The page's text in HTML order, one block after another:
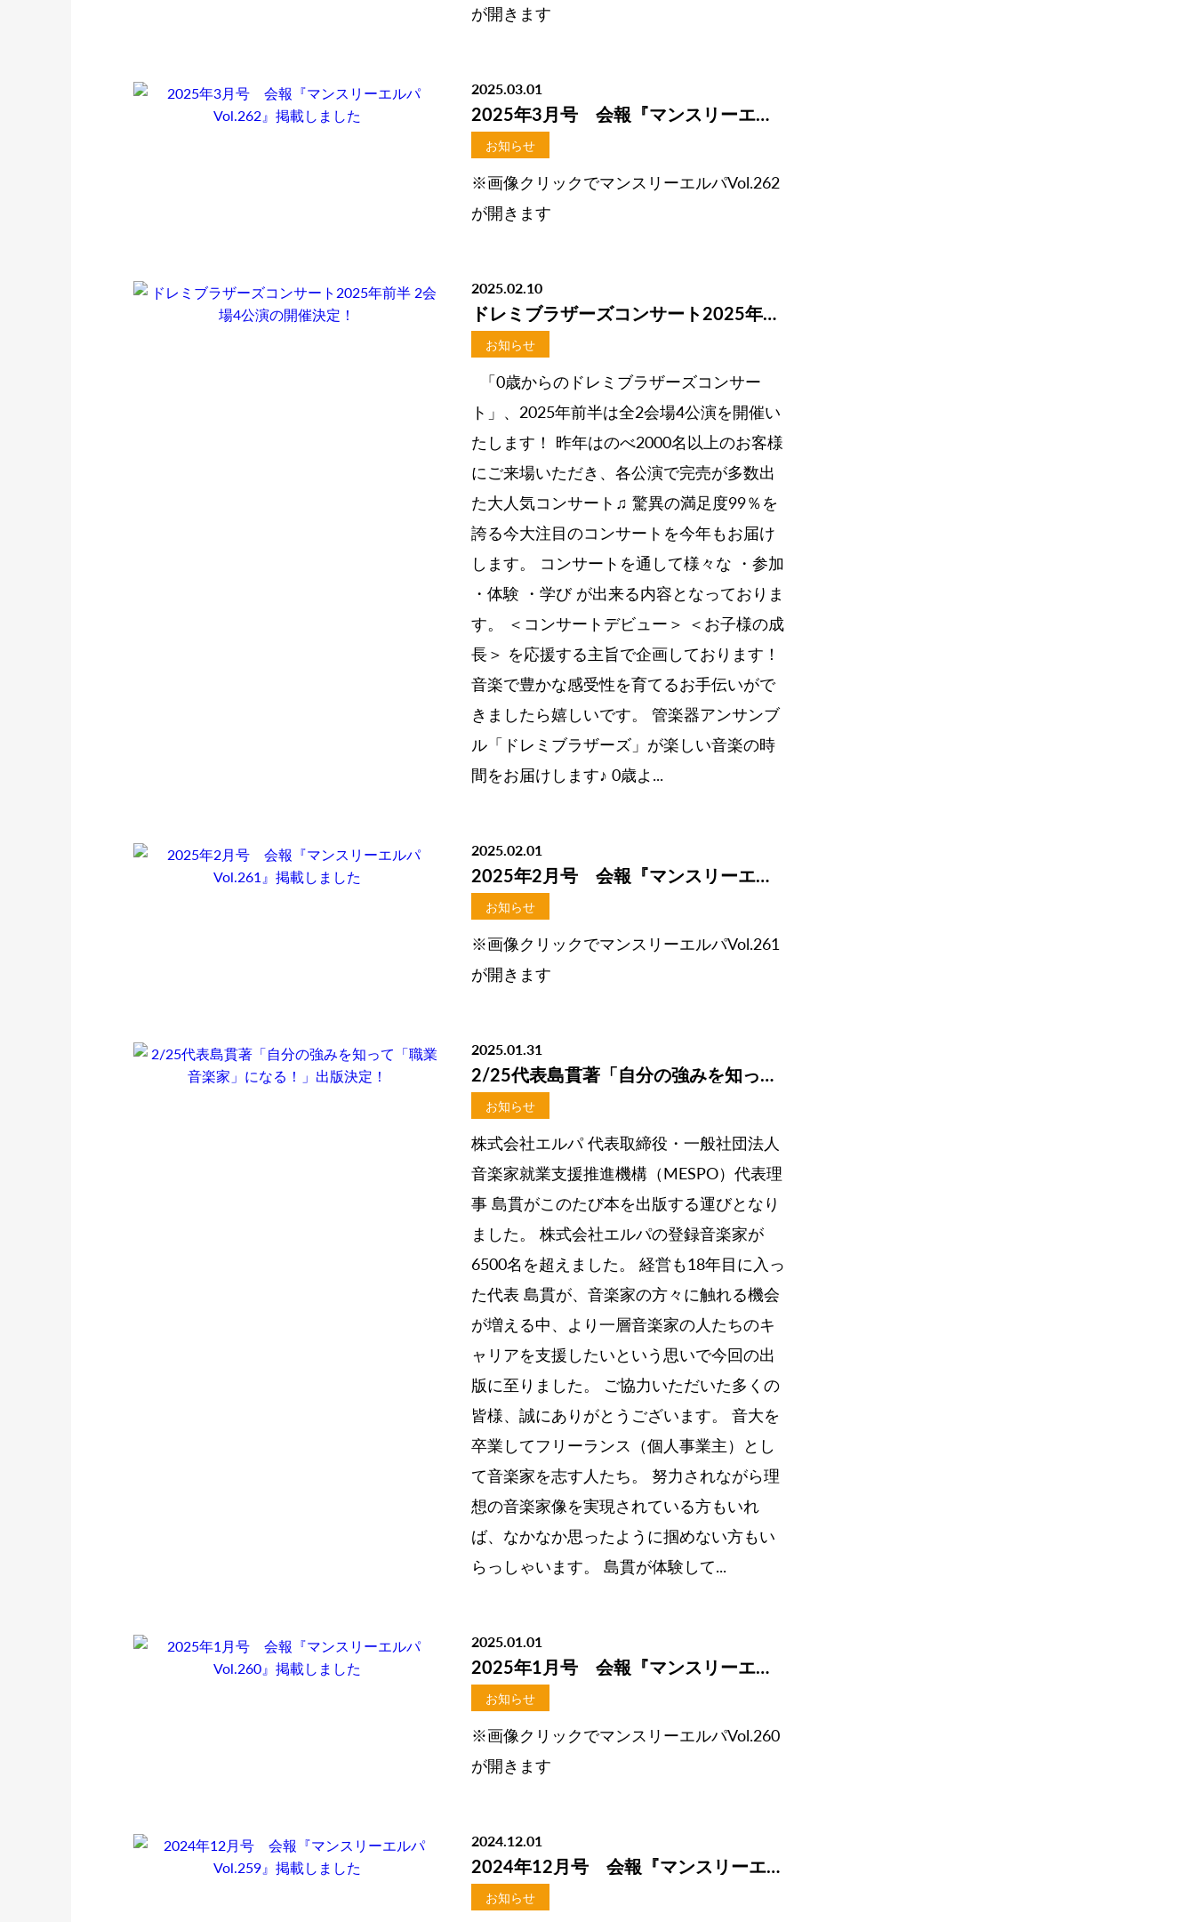
が開きます
2025.03.01
2025年3月号 会報『マンスリーエルパVol.262』掲載しました
お知らせ
※画像クリックでマンスリーエルパVol.262
が開きます
2025.02.10
ドレミブラザーズコンサート2025年前半 2会場4公演の開催決定！
お知らせ
「0歳からのドレミブラザーズコンサー
ト」、2025年前半は全2会場4公演を開催い
たします！ 昨年はのべ2000名以上のお客様
にご来場いただき、各公演で完売が多数出
た大人気コンサート♫ 驚異の満足度99％を
誇る今大注目のコンサートを今年もお届け
します。 コンサートを通して様々な ・参加
・体験 ・学び が出来る内容となっておりま
す。 ＜コンサートデビュー＞ ＜お子様の成
長＞ を応援する主旨で企画しております！
音楽で豊かな感受性を育てるお手伝いがで
きましたら嬉しいです。 管楽器アンサンブ
ル「ドレミブラザーズ」が楽しい音楽の時
間をお届けします♪ 0歳よ...
2025.02.01
2025年2月号 会報『マンスリーエルパVol.261』掲載しました
お知らせ
※画像クリックでマンスリーエルパVol.261
が開きます
2025.01.31
2/25代表島貫著「自分の強みを知って「職業音楽家」になる！」出版決定！
お知らせ
株式会社エルパ 代表取締役・一般社団法人
音楽家就業支援推進機構（MESPO）代表理
事 島貫がこのたび本を出版する運びとなり
ました。 株式会社エルパの登録音楽家が
6500名を超えました。 経営も18年目に入っ
た代表 島貫が、音楽家の方々に触れる機会
が増える中、より一層音楽家の人たちのキ
ャリアを支援したいという思いで今回の出
版に至りました。 ご協力いただいた多くの
皆様、誠にありがとうございます。 音大を
卒業してフリーランス（個人事業主）とし
て音楽家を志す人たち。 努力されながら理
想の音楽家像を実現されている方もいれ
ば、なかなか思ったように掴めない方もい
らっしゃいます。 島貫が体験して...
2025.01.01
2025年1月号 会報『マンスリーエルパVol.260』掲載しました
お知らせ
※画像クリックでマンスリーエルパVol.260
が開きます
2024.12.01
2024年12月号 会報『マンスリーエルパVol.259』掲載しました
お知らせ